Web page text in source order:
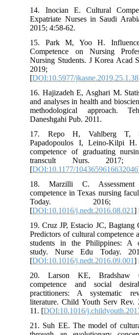
14. Inocian
Expatriate
15. Park
Nursing
[DOI:10.5977/
16.
and analyses
Daneshgahi
17. Repo
competence
transcult
[DOI:10.1177/
18.
competence
[DOI:10.1016/
19. Cruz JP,
Predictors of
students in
study.
[DOI:10.1016/
20.
literature.
11. [
21. Suh EE.